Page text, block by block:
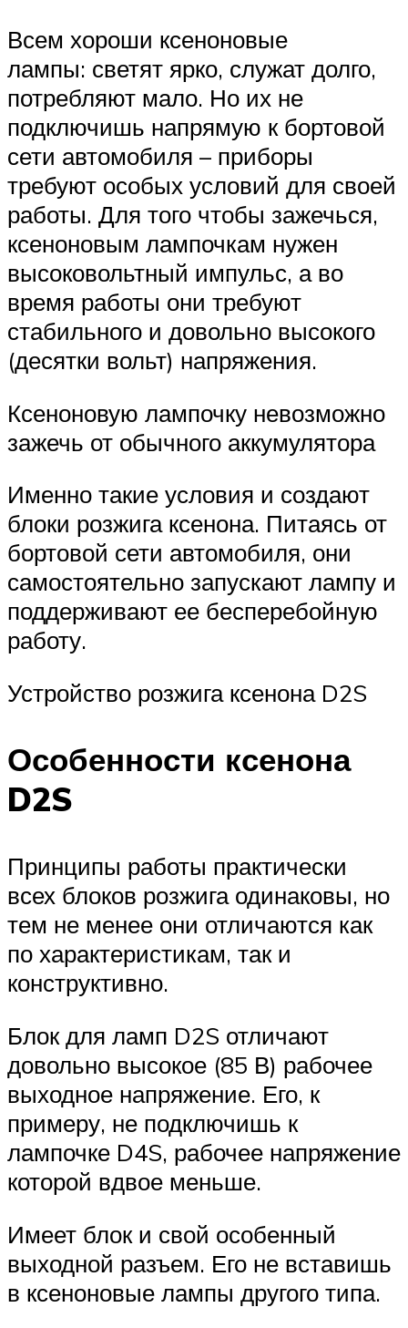
Всем хороши ксеноновые
лампы: светят ярко, служат долго,
потребляют мало. Но их не
подключишь напрямую к бортовой
сети автомобиля – приборы
требуют особых условий для своей
работы. Для того чтобы зажечься,
ксеноновым лампочкам нужен
высоковольтный импульс, а во
время работы они требуют
стабильного и довольно высокого
(десятки вольт) напряжения.
Ксеноновую лампочку невозможно
зажечь от обычного аккумулятора
Именно такие условия и создают
блоки розжига ксенона. Питаясь от
бортовой сети автомобиля, они
самостоятельно запускают лампу и
поддерживают ее бесперебойную
работу.
Устройство розжига ксенона D2S
Особенности ксенона
D2S
Принципы работы практически
всех блоков розжига одинаковы, но
тем не менее они отличаются как
по характеристикам, так и
конструктивно.
Блок для ламп D2S отличают
довольно высокое (85 В) рабочее
выходное напряжение. Его, к
примеру, не подключишь к
лампочке D4S, рабочее напряжение
которой вдвое меньше.
Имеет блок и свой особенный
выходной разъем. Его не вставишь
в ксеноновые лампы другого типа.